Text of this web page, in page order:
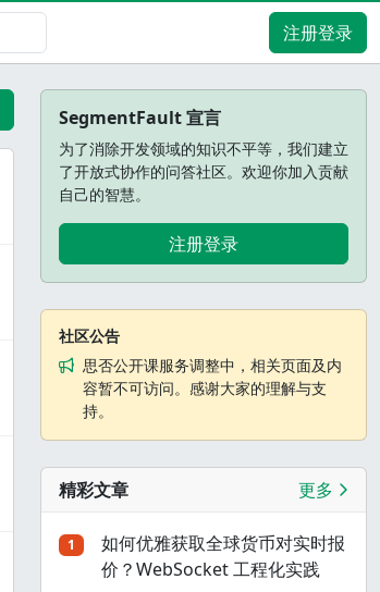
注册登录
SegmentFault 宣言
为了消除开发领域的知识不平等，我们建立
了开放式协作的问答社区。欢迎你加入贡献
自己的智慧。
注册登录
社区公告
思否公开课服务调整中，相关页面及内
容暂不可访问。感谢大家的理解与支
持。
精彩文章 更多
1
如何优雅获取全球货币对实时报
价？WebSocket 工程化实践